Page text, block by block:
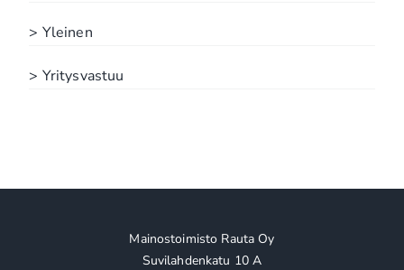
> Yleinen
> Yritysvastuu
Mainostoimisto Rauta Oy
Suvilahdenkatu 10 A